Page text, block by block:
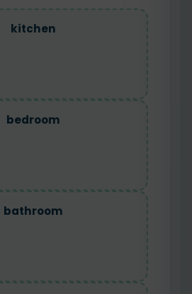
kitchen
bedroom
bathroom